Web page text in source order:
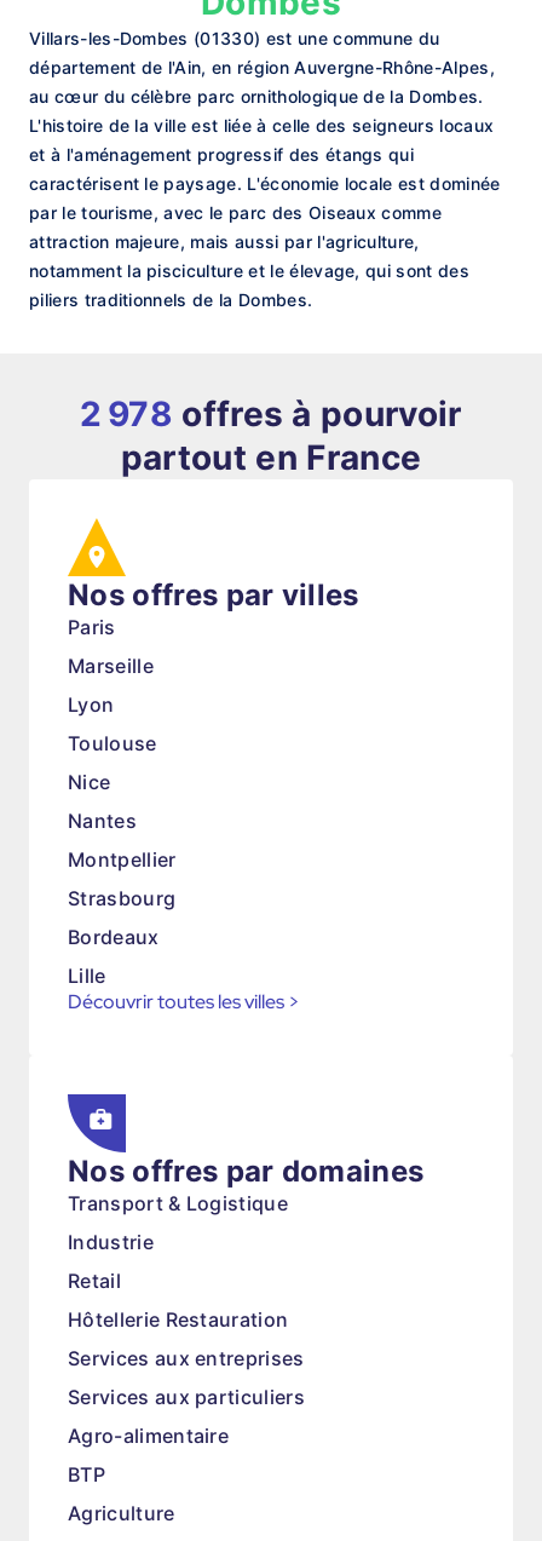
Villars-les-Dombes (01330) est une commune du
département de l'Ain, en région Auvergne-Rhône-Alpes,
au cœur du célèbre parc ornithologique de la Dombes.
L'histoire de la ville est liée à celle des seigneurs locaux
et à l'aménagement progressif des étangs qui
caractérisent le paysage. L'économie locale est dominée
par le tourisme, avec le parc des Oiseaux comme
attraction majeure, mais aussi par l'agriculture,
notamment la pisciculture et le élevage, qui sont des
piliers traditionnels de la Dombes.
2 978 offres à pourvoir
partout en France
Nos offres par villes
Paris
Marseille
Lyon
Toulouse
Nice
Nantes
Montpellier
Strasbourg
Bordeaux
Lille
Découvrir toutes les villes >
Nos offres par domaines
Transport & Logistique
Industrie
Retail
Hôtellerie Restauration
Services aux entreprises
Services aux particuliers
Agro-alimentaire
BTP
Agriculture